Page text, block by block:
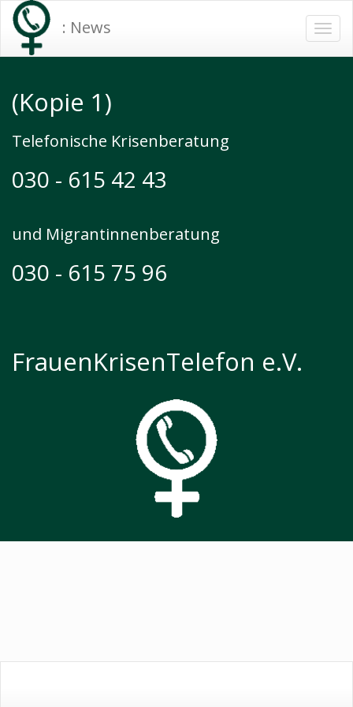
: News
(Kopie 1)
Telefonische Krisenberatung
030 - 615 42 43
und Migrantinnenberatung
030 - 615 75 96
FrauenKrisenTelefon e.V.